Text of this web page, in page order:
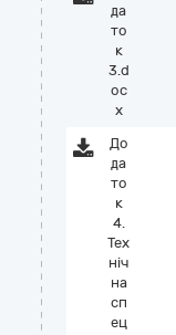
да
то
к
3.d
oc
x
До
да
то
к
4.
Тех
ніч
на
сп
ец